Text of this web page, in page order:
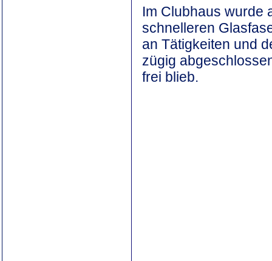
Im Clubhaus wurde
schnelleren
an Tätigkeiten und
zügig
frei blieb.